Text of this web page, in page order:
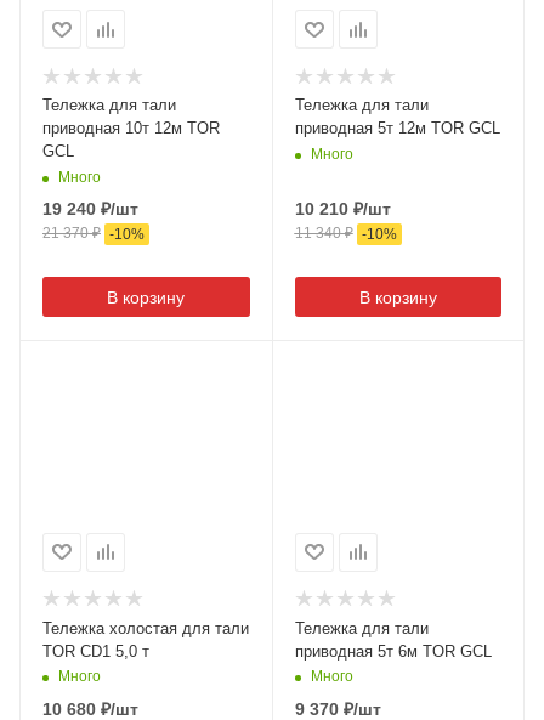
Тележка для тали
приводная 10т 12м TOR
GCL
Много
19 240 ₽/шт
21 370₽ -10%
В корзину
Тележка для тали
приводная 5т 12м TOR GCL
Много
10 210₽/шт
11 340₽ -10%
В корзину
Тележка холостая для тали
TOR CD1 5,0 т
Много
10 680 ₽/шт
Тележка для тали
приводная 5т 6м TOR GCL
Много
9 370₽/шт